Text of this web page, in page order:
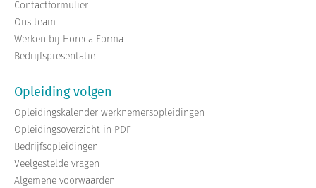
Contactformulier
Ons team
Werken bij Horeca Forma
Bedrijfspresentatie
Opleiding volgen
Opleidingskalender werknemersopleidingen
Opleidingsoverzicht in PDF
Bedrijfsopleidingen
Veelgestelde vragen
Algemene voorwaarden